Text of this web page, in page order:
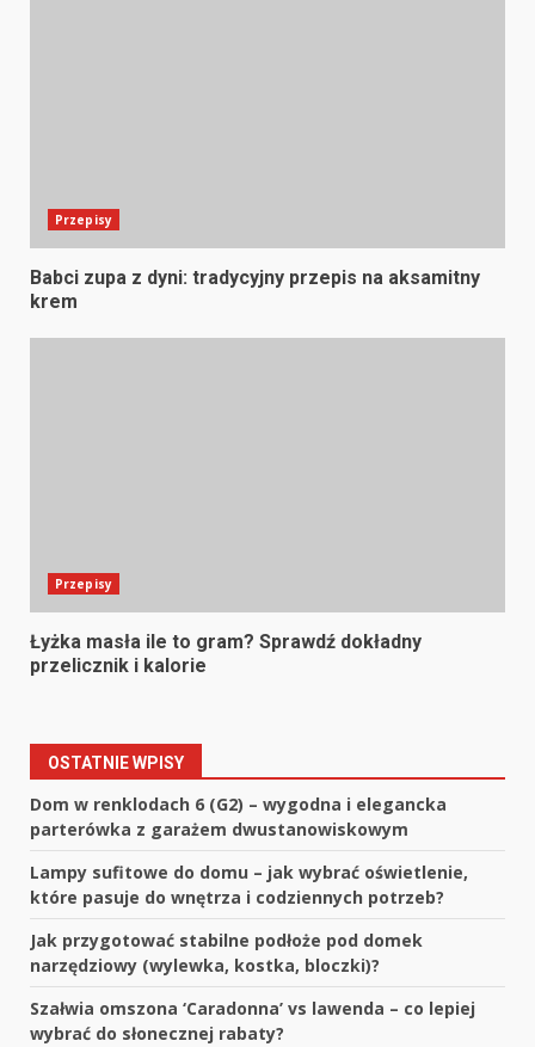
Przepisy
Babci zupa z dyni: tradycyjny przepis na aksamitny
krem
Przepisy
Łyżka masła ile to gram? Sprawdź dokładny
przelicznik i kalorie
OSTATNIE WPISY
Dom w renklodach 6 (G2) – wygodna i elegancka
parterówka z garażem dwustanowiskowym
Lampy sufitowe do domu – jak wybrać oświetlenie,
które pasuje do wnętrza i codziennych potrzeb?
Jak przygotować stabilne podłoże pod domek
narzędziowy (wylewka, kostka, bloczki)?
Szałwia omszona ‘Caradonna’ vs lawenda – co lepiej
wybrać do słonecznej rabaty?